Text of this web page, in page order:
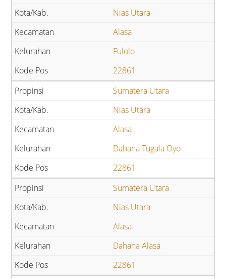
Nias Utara
Alasa
Fulolo
22861
Sumatera Utara
Nias Utara
Alasa
Dahana Tugala Oyo
22861
Sumatera Utara
Nias Utara
Alasa
Dahana Alasa
22861